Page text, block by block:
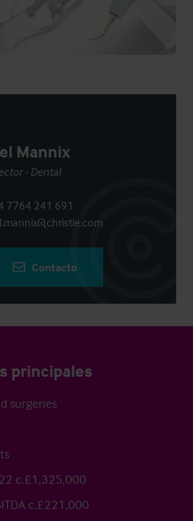
Mannix
- Dental
7764 241 691
Contacto
principales
surgeries
c.£1,325,000
c.£221,000